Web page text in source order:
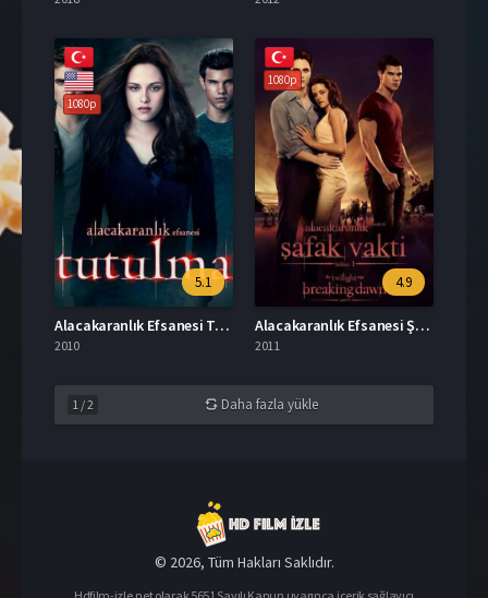
1080p
5.1
Alacakaranlık Efsanesi Tutulma İzle
2010
1080p
4.9
Alacakaranlık Efsanesi Şafak Vakti Bölüm 1 Türkçe Dublaj İzle
2011
1 /2 Daha fazla yükle
© 2026, Tüm Hakları Saklıdır.